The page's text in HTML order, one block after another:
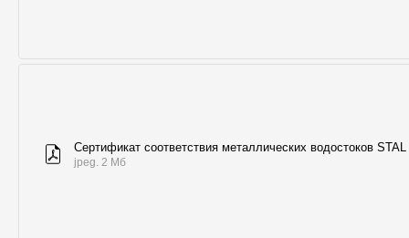
Сертификат соответствия металлических водостоков
jpeg. 2 Мб